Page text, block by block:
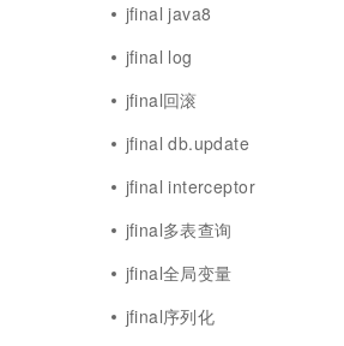
jfinal java8
jfinal log
jfinal回滚
jfinal db.update
jfinal interceptor
jfinal多表查询
jfinal全局变量
jfinal序列化